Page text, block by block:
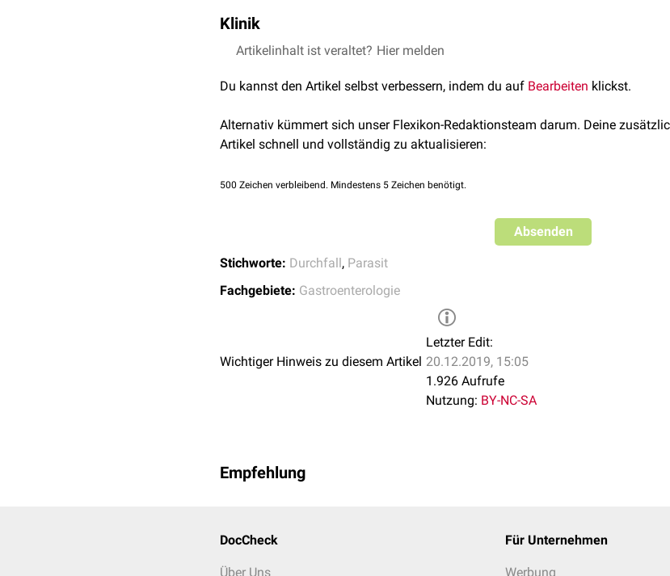
diagnostisch die genetische Differenzierung mithilfe der
Klinik
Cryptosporidium hominis siedelt sich im
Artikelinhalt ist veraltet? Hier melden
Du kannst den Artikel selbst verbessern, indem du auf Bearbeiten klickst.
Alternativ kümmert sich unser Flexikon-Redaktionsteam darum. Deine
Artikel schnell und vollständig zu aktualisieren:
500 Zeichen verbleibend. Mindestens 5 Zeichen benötigt.
Absenden
Stichworte: Durchfall, Parasit
Fachgebiete: Gastroenterologie
Wichtiger Hinweis zu diesem Artikel
Letzter Edit:
20.12.2019, 15:05
1.926 Aufrufe
Nutzung: BY-NC-SA
Empfehlung
DocCheck
Über Uns
Für Unternehmen
Werbung